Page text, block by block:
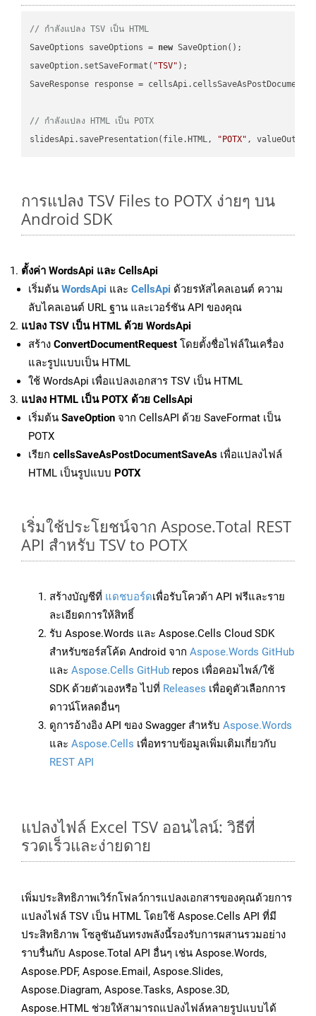
// กำลังแปลง TSV เป็น HTML
SaveOptions saveOptions = new SaveOption();
saveOption.setSaveFormat( "TSV" );
SaveResponse response =
// กำลังแปลง HTML เป็น POTX
slidesApi.savePresentation(file.HTML,
"POTX"
การแปลง TSV Files to POTX ง่ายๆ บน
Android SDK
ตั้งค่า WordsApi และ CellsApi
เริ่มต้น WordsApi และ CellsApi ด้วยรหัสไคลเอนต์ ความ
ลับไคลเอนต์ URL ฐาน และเวอร์ชัน API ของคุณ
แปลง TSV เป็น HTML ด้วย WordsApi
สร้าง ConvertDocumentRequest โดยตั้งชื่อไฟล์ในเครื่อง
และรูปแบบเป็น HTML
ใช้ WordsApi เพื่อแปลงเอกสาร TSV เป็น HTML
แปลง HTML เป็น POTX ด้วย CellsApi
เริ่มต้น SaveOption จาก CellsAPI ด้วย SaveFormat เป็น
POTX
เรียก cellsSaveAsPostDocumentSaveAs เพื่อแปลงไฟล์
HTML เป็นรูปแบบ POTX
เริ่มใช้ประโยชน์จาก Aspose.Total REST
API สำหรับ TSV to POTX
สร้างบัญชีที่ แดชบอร์ดเพื่อรับโควต้า API ฟรีและราย
ละเอียดการให้สิทธิ์
รับ Aspose.Words และ Aspose.Cells Cloud SDK
สำหรับซอร์สโค้ด Android จาก Aspose.Words GitHub
และ Aspose.Cells GitHub repos เพื่อคอมไพล์/ใช้
SDK ด้วยตัวเองหรือ ไปที่ Releases เพื่อดูตัวเลือกการ
ดาวน์โหลดอื่นๆ
ดูการอ้างอิง API ของ Swagger สำหรับ Aspose.Words
และ Aspose.Cells เพื่อทราบข้อมูลเพิ่มเติมเกี่ยวกับ
REST API
แปลงไฟล์ Excel TSV ออนไลน์: วิธีที่
รวดเร็วและง่ายดาย
เพิ่มประสิทธิภาพเวิร์กโฟลว์การแปลงเอกสารของคุณด้วยการ
แปลงไฟล์ TSV เป็น HTML โดยใช้ Aspose.Cells API ที่มี
ประสิทธิภาพ โซลูชันอันทรงพลังนี้รองรับการผสานรวมอย่าง
ราบรื่นกับ Aspose.Total API อื่นๆ เช่น Aspose.Words,
Aspose.PDF, Aspose.Email, Aspose.Slides,
Aspose.Diagram, Aspose.Tasks, Aspose.3D,
Aspose.HTML ช่วยให้สามารถแปลงไฟล์หลายรูปแบบได้